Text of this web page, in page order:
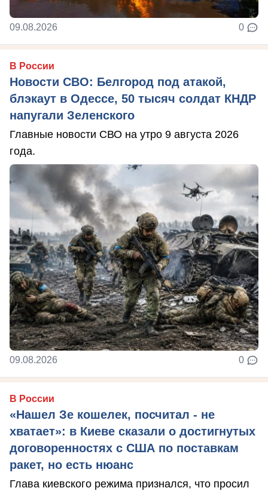
09.08.2026 0
В России
Новости СВО: Белгород под атакой,
блэкаут в Одессе, 50 тысяч солдат КНДР
напугали Зеленского
Главные новости СВО на утро 9 августа 2026
года.
09.08.2026 0
В России
«Нашел Зе кошелек, посчитал - не
хватает»: в Киеве сказали о достигнутых
договоренностях с США по поставкам
ракет, но есть нюанс
Глава киевского режима признался, что просил